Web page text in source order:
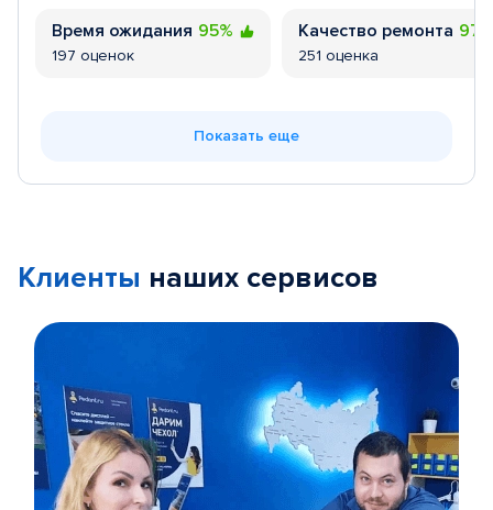
Время ожидания 95%
197 оценок
Качество ремонта
251 оценка
Показать еще
Клиенты наших сервисов